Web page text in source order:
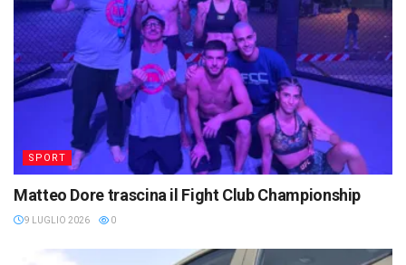
SPORT
Matteo Dore trascina il Fight Club Championship
9 LUGLIO 2026 0